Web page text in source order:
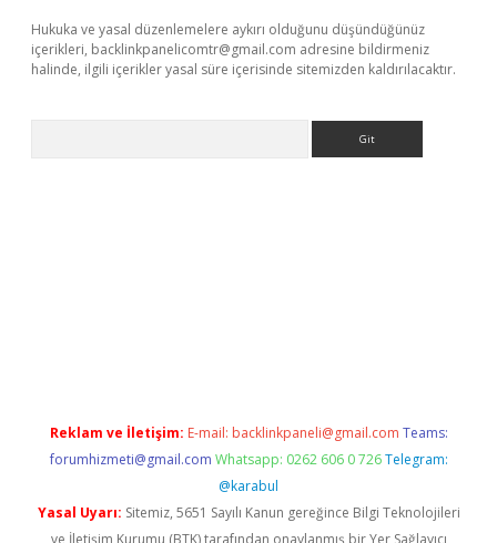
Hukuka ve yasal düzenlemelere aykırı olduğunu düşündüğünüz
içerikleri, backlinkpanelicomtr@gmail.com adresine bildirmeniz
halinde, ilgili içerikler yasal süre içerisinde sitemizden kaldırılacaktır.
Reklam ve İletişim: E-mail: backlinkpaneli@gmail.com Teams:
forumhizmeti@gmail.com Whatsapp: 0262 606 0 726 Telegram:
@karabul
Yasal Uyarı: Sitemiz, 5651 Sayılı Kanun gereğince Bilgi Teknolojileri
ve İletişim Kurumu (BTK) tarafından onaylanmış bir Yer Sağlayıcı